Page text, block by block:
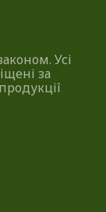
Усі
за